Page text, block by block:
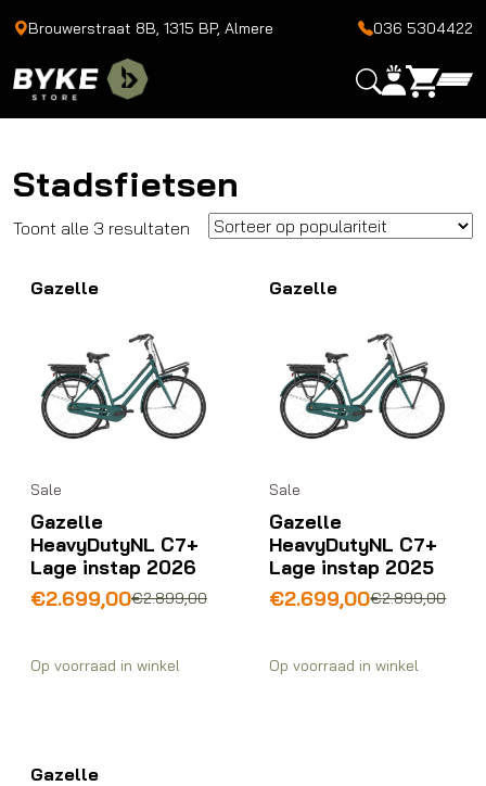
Brouwerstraat 8B, 1315 BP, Almere 036 5304422
Stadsfietsen
Toont alle 3 resultaten Gesorteerd
populariteit
Gazelle
Sale
Gazelle
HeavyDutyNL C7+
Lage instap 2026
€2.899,00
Oorspronkelijke
€2.899,00.
€2.699,00
Huidige
€2.699,00.
Op voorraad in winkel
Gazelle
Sale
Gazelle
HeavyDutyNL C7+
Lage instap 2025
€2.899,00
Oorspronkelijke
€2.899,00.
€2.699,00
Huidige
€2.699,00.
Op voorraad in winkel
Gazelle